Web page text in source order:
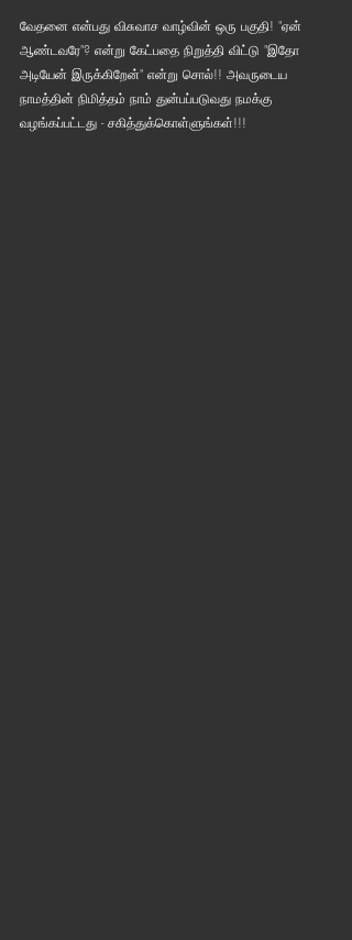
வேதனை என்பது விசுவாச வாழ்வின் ஒரு பகுதி! "ஏன்
ஆண்டவரே"? என்று கேட்பதை நிறுத்தி விட்டு "இதோ
அடியேன் இருக்கிறேன்" என்று சொல்!! அவருடைய
நாமத்தின் நிமித்தம் நாம் துன்பப்படுவது நமக்கு
வழங்கப்பட்டது - சகித்துக்கொள்ளுங்கள்!!!